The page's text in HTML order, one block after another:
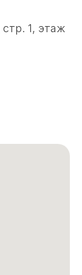
1, этаж